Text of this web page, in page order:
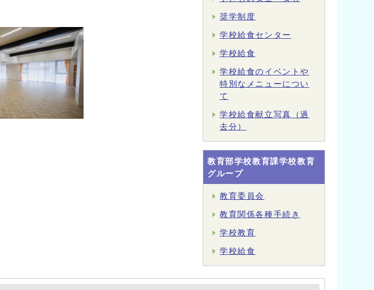
奨学制度
学校給食センター
学校給食
学校給食のイベントや
特別なメニューについ
て
学校給食献立写真（過
去分）
教育部学校教育課学校教育
グループ
教育委員会
教育関係各種手続き
学校教育
学校給食